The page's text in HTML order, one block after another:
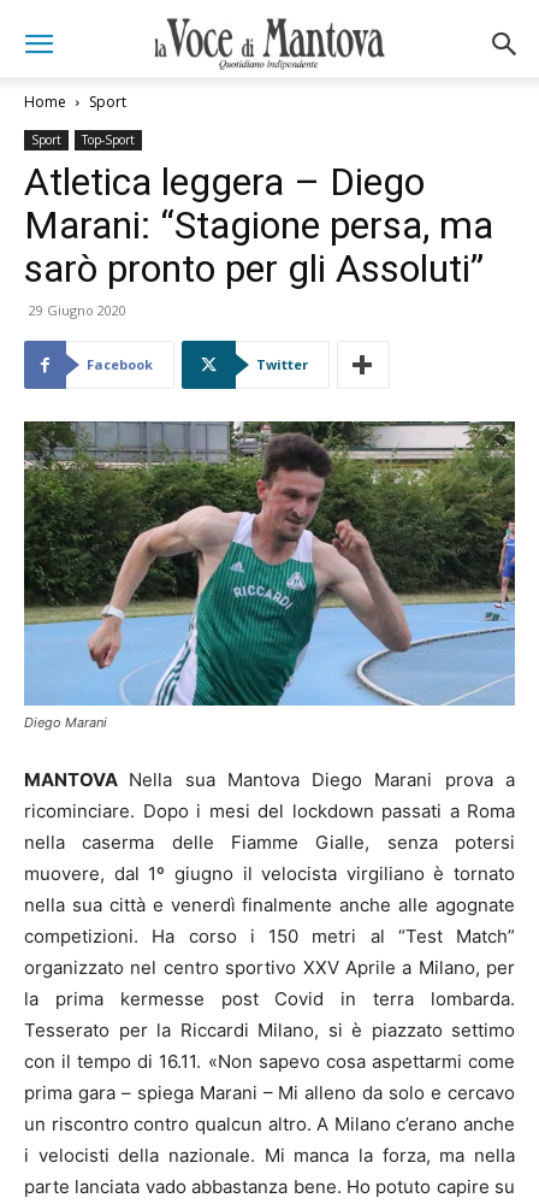
Home Sport
Sport Top-Sport
Atletica leggera – Diego
Marani: “Stagione persa, ma
sarò pronto per gli Assoluti”
29 Giugno 2020
Facebook Twitter
Diego Marani
MANTOVA Nella sua Mantova Diego Marani prova a
ricominciare. Dopo i mesi del lockdown passati a Roma
nella caserma delle Fiamme Gialle, senza potersi
muovere, dal 1º giugno il velocista virgiliano è tornato
nella sua città e venerdì finalmente anche alle agognate
competizioni. Ha corso i 150 metri al “Test Match”
organizzato nel centro sportivo XXV Aprile a Milano, per
la prima kermesse post Covid in terra lombarda.
Tesserato per la Riccardi Milano, si è piazzato settimo
con il tempo di 16.11. «Non sapevo cosa aspettarmi come
prima gara – spiega Marani – Mi alleno da solo e cercavo
un riscontro contro qualcun altro. A Milano c’erano anche
i velocisti della nazionale. Mi manca la forza, ma nella
parte lanciata vado abbastanza bene. Ho potuto capire su